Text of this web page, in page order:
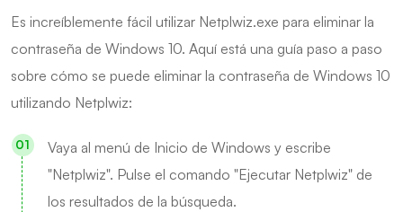
Es increíblemente fácil utilizar Netplwiz.exe para eliminar la
contraseña de Windows 10. Aquí está una guía paso a paso
sobre cómo se puede eliminar la contraseña de Windows 10
utilizando Netplwiz:
Vaya al menú de Inicio de Windows y escribe
"Netplwiz". Pulse el comando "Ejecutar Netplwiz" de
los resultados de la búsqueda.